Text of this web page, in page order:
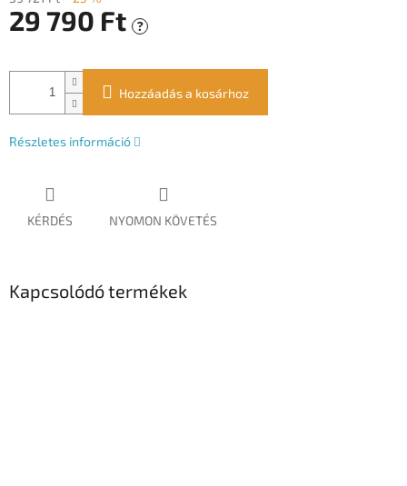
29 790 Ft ?
Hozzáadás a kosárhoz
Részletes információ
KÉRDÉS NYOMON KÖVETÉS
Kapcsolódó termékek